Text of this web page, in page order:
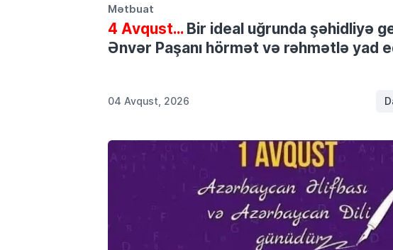
Mətbuat
4 Avqust…Bir ideal uğrunda şəhidliyə
Ənvər Paşanı hörmət və rəhmətlə yad
04 Avqust, 2026